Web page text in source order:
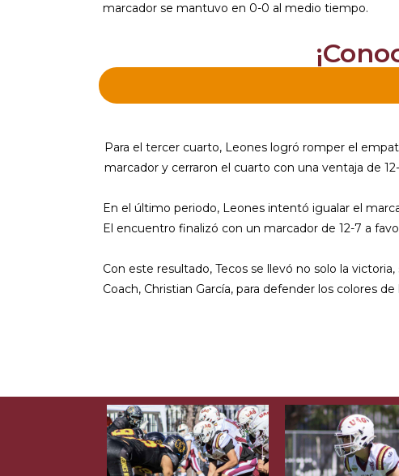
marcador se mantuvo en 0-0 al medio tiempo.
Para el tercer cuarto, Leones logró romper el
marcador y cerraron el cuarto con una ventaja de
En el último periodo, Leones intentó igualar el
El encuentro finalizó con un marcador de 12-7 a
Con este resultado, Tecos se llevó no solo la
Coach, Christian García, para defender los colores de